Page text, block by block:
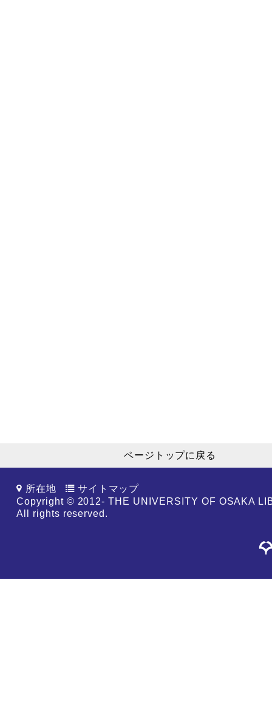
ページトップに戻る
所在地
サイトマップ
Copyright © 2012- THE UNIVERSITY OF OSAKA
All rights reserved.